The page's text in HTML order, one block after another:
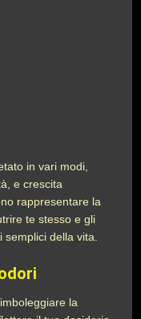
in vari modi,
e crescita
rappresentare la
te stesso e gli
della vita.
la